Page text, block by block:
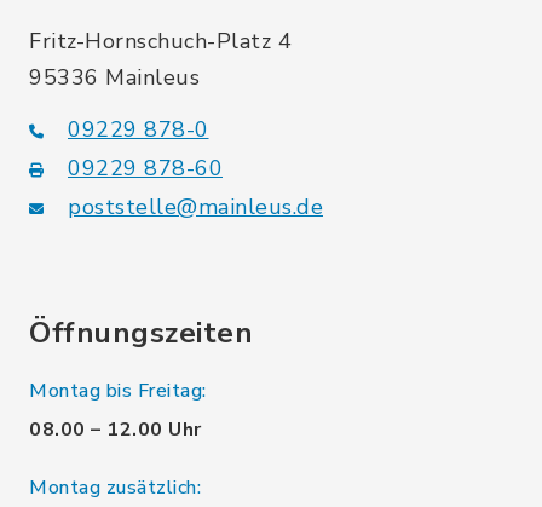
Fritz-Hornschuch-Platz 4
95336 Mainleus
09229 878-0
09229 878-60
poststelle@mainleus.de
Öffnungszeiten
Montag bis Freitag:
08.00 – 12.00 Uhr
Montag zusätzlich: